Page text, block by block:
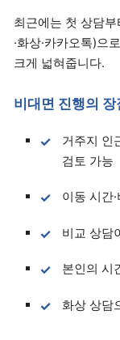
최근에는 첫 상담
·화상·카카오톡)으
크게 넓혀줍니다.
비대면 진행의 장
거주지 인
검토 가능
이동 시간
비교 상담
본인의 시
화상 상담